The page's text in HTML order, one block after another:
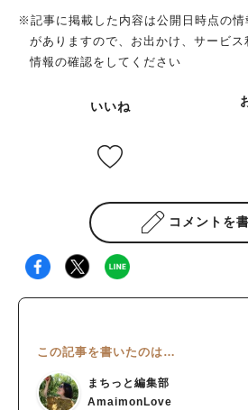
※記事に掲載した内容は公開日時点の
がありますので、お出かけ、サービ
情報の確認をしてください
いいね
コメントを
この記事を書いたのは…
まちっと編集部
AmaimonLove